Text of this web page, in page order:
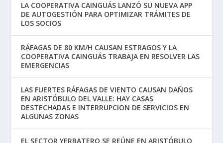
LA COOPERATIVA CAINGUÁS LANZÓ SU NUEVA APP
DE AUTOGESTIÓN PARA OPTIMIZAR TRÁMITES DE
LOS SOCIOS
RÁFAGAS DE 80 KM/H CAUSAN ESTRAGOS Y LA
COOPERATIVA CAINGUÁS TRABAJA EN RESOLVER LAS
EMERGENCIAS
LAS FUERTES RÁFAGAS DE VIENTO CAUSAN DAÑOS
EN ARISTÓBULO DEL VALLE: HAY CASAS
DESTECHADAS E INTERRUPCION DE SERVICIOS EN
ALGUNAS ZONAS
EL SECTOR YERBATERO SE REÚNE EN ARISTÓBULO